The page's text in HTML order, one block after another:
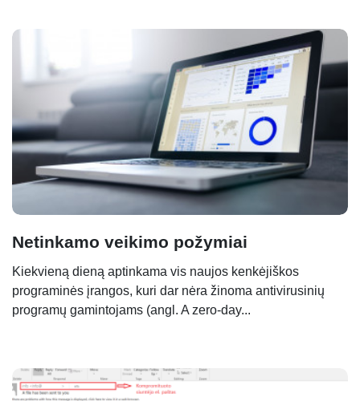
Netinkamo veikimo požymiai
Kiekvieną dieną aptinkama vis naujos kenkėjiškos
programinės įrangos, kuri dar nėra žinoma antivirusinių
programų gamintojams (angl. A zero-day...